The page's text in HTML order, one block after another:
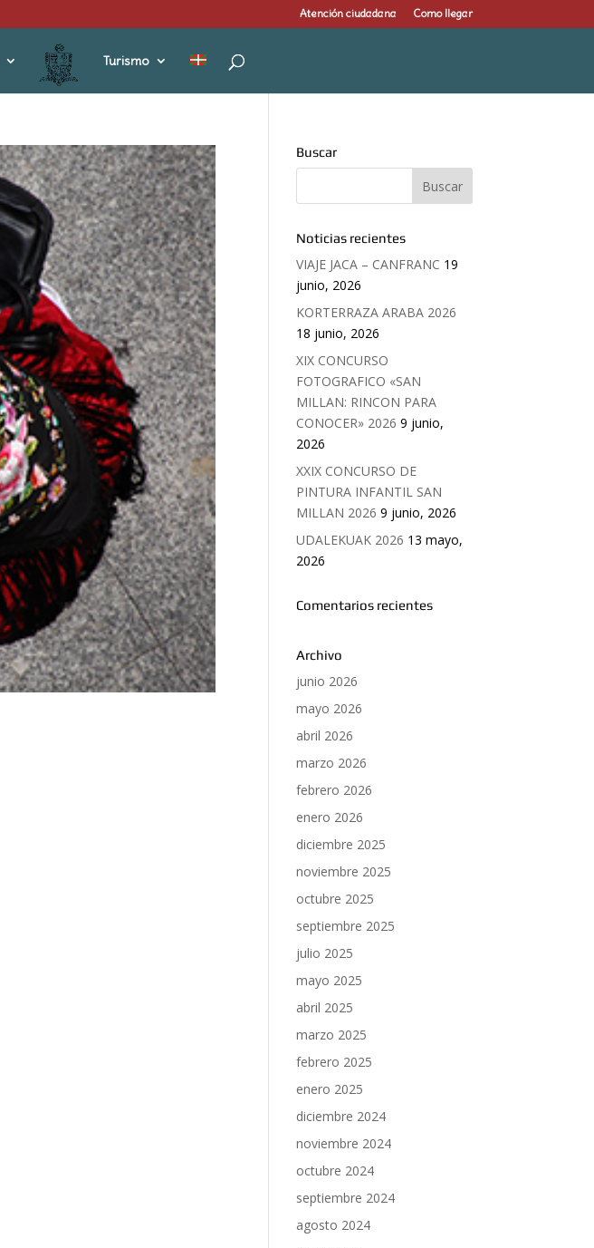
Atención ciudadana Como llegar
Turismo
Buscar
Noticias recientes
VIAJE JACA – CANFRANC 19
junio, 2026
KORTERRAZA ARABA 2026
18 junio, 2026
XIX CONCURSO
FOTOGRAFICO «SAN
MILLAN: RINCON PARA
CONOCER» 2026 9 junio,
2026
XXIX CONCURSO DE
PINTURA INFANTIL SAN
MILLAN 2026 9 junio, 2026
UDALEKUAK 2026 13 mayo,
2026
Comentarios recientes
Archivo
junio 2026
mayo 2026
abril 2026
marzo 2026
febrero 2026
enero 2026
diciembre 2025
noviembre 2025
octubre 2025
septiembre 2025
julio 2025
mayo 2025
abril 2025
marzo 2025
febrero 2025
enero 2025
diciembre 2024
noviembre 2024
octubre 2024
septiembre 2024
agosto 2024